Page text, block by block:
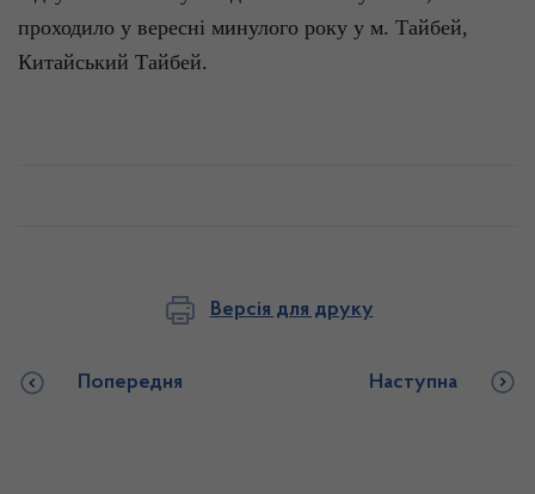
проходило у вересні минулого року у м. Тайбей,
Китайський Тайбей.
Версія для друку
Попередня Наступна